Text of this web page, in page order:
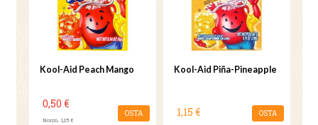
Kool-Aid Peach Mango
0,50 €
Norm. 1,15 €
OSTA
Kool-Aid Piña-Pineapple
1,15 € OSTA